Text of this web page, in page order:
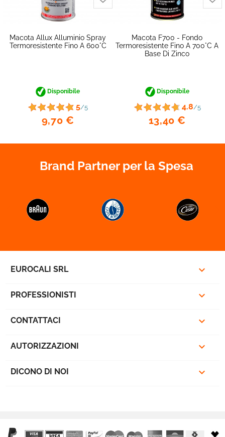
Macota Allux Alluminio Spray
Termoresistente Fino A 600°C
Disponibile
5/5
9,70 €
Macota F700 - Fondo
Termoresistente Fino A 700°C A
Base Di Zinco
Disponibile
4.8/5
13,40 €
Brand Partner per la Spesa
EUROCALI SRL 
PROFESSIONISTI 
CONTATTACI 
AUTORIZZAZIONI 
DICONO DI NOI 